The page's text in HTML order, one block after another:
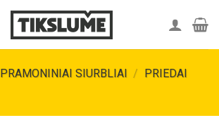
PRAMONINIAI SIURBLIAI / PRIEDAI